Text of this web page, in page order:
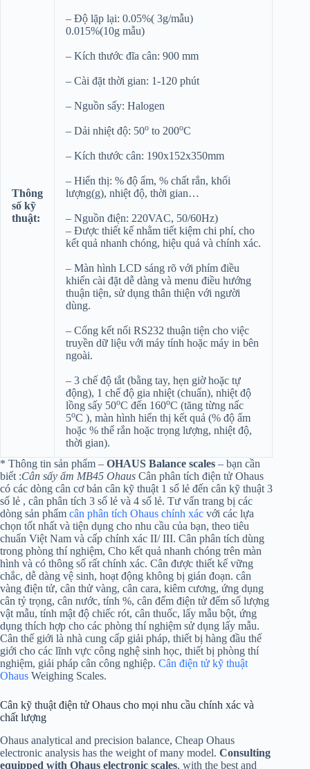
Thông
số kỹ
thuật:
– Độ lặp lại: 0.05%( 3g/mẫu)
0.015%(10g mẫu)
– Kích thước đĩa cân: 900 mm
– Cài đặt thời gian: 1-120 phút
– Nguồn sấy: Halogen
– Dải nhiệt độ: 50o to 200oC
– Kích thước cân: 190x152x350mm
– Hiển thị: % độ ẩm, % chất rắn, khối
lượng(g), nhiệt độ, thời gian…
– Nguồn điện: 220VAC, 50/60Hz)
– Được thiết kế nhằm tiết kiệm chi phí, cho
kết quả nhanh chóng, hiệu quả và chính xác.
– Màn hình LCD sáng rõ với phím điều
khiển cài đặt dễ dàng và menu điều hướng
thuận tiện, sử dụng thân thiện với người
dùng.
– Cổng kết nối RS232 thuận tiện cho việc
truyền dữ liệu với máy tính hoặc máy in bên
ngoài.
– 3 chế độ tắt (bằng tay, hẹn giờ hoặc tự
động), 1 chế độ gia nhiệt (chuẩn), nhiệt độ
lồng sấy 50oC đến 160oC (tăng từng nấc
5oC ), màn hình hiển thị kết quả (% độ ẩm
hoặc % thể rắn hoặc trọng lượng, nhiệt độ,
thời gian).
* Thông tin sản phẩm – OHAUS Balance scales – bạn cần
biết :Cân sấy ẩm MB45 Ohaus Cân phân tích điện tử Ohaus
có các dòng cân cơ bản cân kỹ thuật 1 số lẻ đến cân kỹ thuật 3
số lẻ , cân phân tích 3 số lẻ và 4 số lẻ. Tư vấn trang bị các
dòng sản phẩm cân phân tích Ohaus chính xác với các lựa
chọn tốt nhất và tiện dụng cho nhu cầu của bạn, theo tiêu
chuẩn Việt Nam và cấp chính xác II/ III. Cân phân tích dùng
trong phòng thí nghiệm, Cho kết quả nhanh chóng trên màn
hình và có thông số rất chính xác. Cân được thiết kế vững
chắc, dễ dàng vệ sinh, hoạt động không bị gián đoạn. cân
vàng điện tử, cân thử vàng, cân cara, kiêm cương, ứng dụng
cân tỷ trọng, cân nước, tính %, cân đếm điện tử đếm số lượng
vật mẫu, tính mật độ chiếc rót, cân thuốc, lấy mẫu bột, ứng
dụng thích hợp cho các phòng thí nghiệm sử dụng lấy mẫu.
Cân thế giới là nhà cung cấp giải pháp, thiết bị hàng đầu thế
giới cho các lĩnh vực công nghệ sinh học, thiết bị phòng thí
nghiệm, giải pháp cân công nghiệp. Cân điện tử kỹ thuật
Ohaus Weighing Scales.
Cân kỹ thuật điện tử Ohaus cho mọi nhu cầu chính xác và
chất lượng
Ohaus analytical and precision balance, Cheap Ohaus
electronic analysis has the weight of many model. Consulting
equipped with Ohaus electronic scales, with the best and